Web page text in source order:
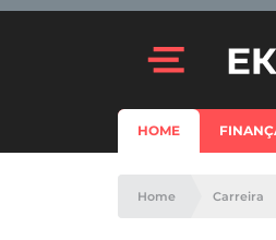
HOME
Home Carreira